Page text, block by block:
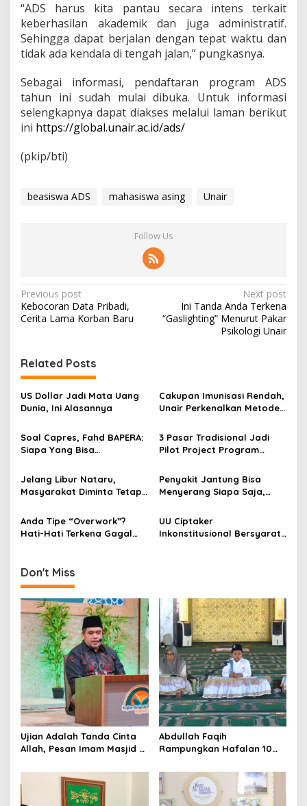
“ADS harus kita pantau secara intens terkait
keberhasilan akademik dan juga administratif.
Sehingga dapat berjalan dengan tepat waktu dan
tidak ada kendala di tengah jalan,” pungkasnya.
Sebagai informasi, pendaftaran program ADS
tahun ini sudah mulai dibuka. Untuk informasi
selengkapnya dapat diakses melalui laman berikut
ini https://global.unair.ac.id/ads/
(pkip/bti)
beasiswa ADS mahasiswa asing Unair
Follow Us
P
o
t
n
a
v
i
g
t
o
Previous post
Kebocoran Data Pribadi,
Cerita Lama Korban Baru
Next post
Ini Tanda Anda Terkena
“Gaslighting” Menurut Pakar
Psikologi Unair
Related Posts
US Dollar Jadi Mata Uang
Dunia, Ini Alasannya
Cakupan Imunisasi Rendah,
Unair Perkenalkan Metode
Pesantren di Madura
Soal Capres, Fahd BAPERA:
Siapa Yang Bisa
3 Pasar Tradisional Jadi
Pilot Project Program
Pemkot Surabaya
Jelang Libur Nataru,
Masyarakat Diminta Tetap
Penyakit Jantung Bisa
Menyerang Siapa Saja,
Anda Tipe “Overwork”?
Hati-Hati Terkena Gagal
UU Ciptaker
Inkonstitusional Bersyarat,
Don't Miss
Ujian Adalah Tanda Cinta
Allah, Pesan Imam Masjid Al
Abdullah Faqih
Rampungkan Hafalan 10
Tahfidz